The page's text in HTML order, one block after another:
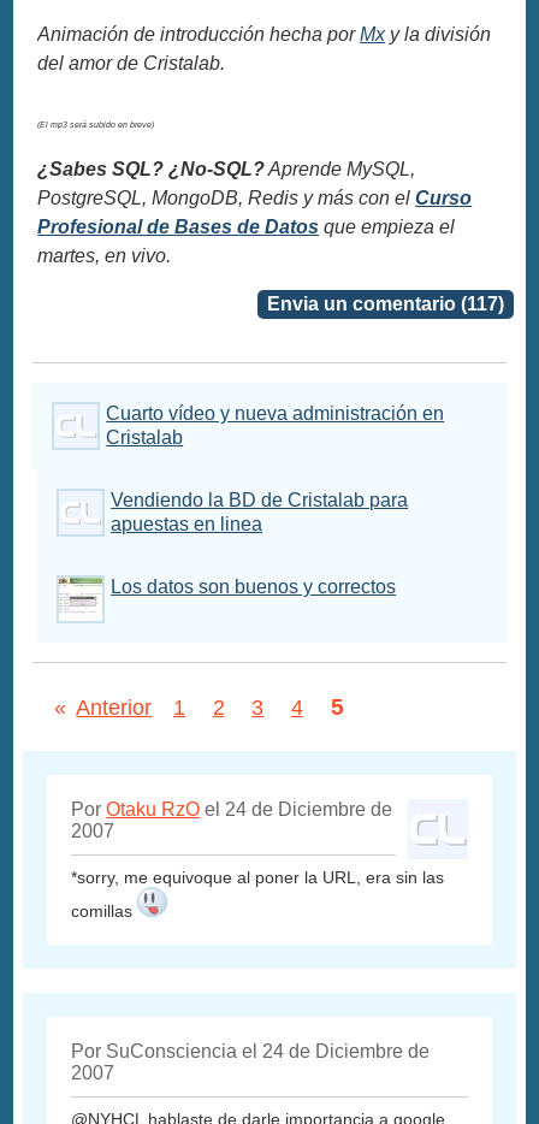
Animación de introducción hecha porMxy la división
del amor de Cristalab.
(El mp3 será subido en breve)
¿Sabes SQL? ¿No-SQL?Aprende MySQL,
PostgreSQL, MongoDB, Redis y más con elCurso
Profesional de Bases de Datos que empieza el
martes, en vivo.
Envia un comentario (117)
Cuarto vídeo y nueva administración en
Cristalab
Vendiendo la BD de Cristalab para
apuestas en linea
Los datos son buenos y correctos
« Anterior 1 2 3 4 5
PorOtaku RzO el 24 de Diciembre de
2007
*sorry, me equivoque al poner la URL, era sin las
comillas
Por SuConsciencia el 24 de Diciembre de
2007
@NYHCL hablaste de darle importancia a google